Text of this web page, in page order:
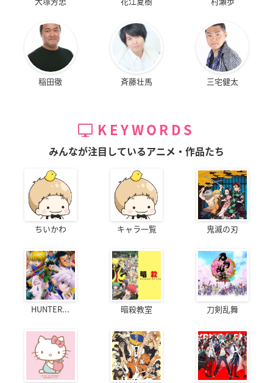
稲田徹 斉藤壮馬 三宅健太
KEYWORDS
みんなが注目しているアニメ・作品たち
ちいかわ キャラ一覧 鬼滅の刃
HUNTER... 暗殺教室 刀剣乱舞